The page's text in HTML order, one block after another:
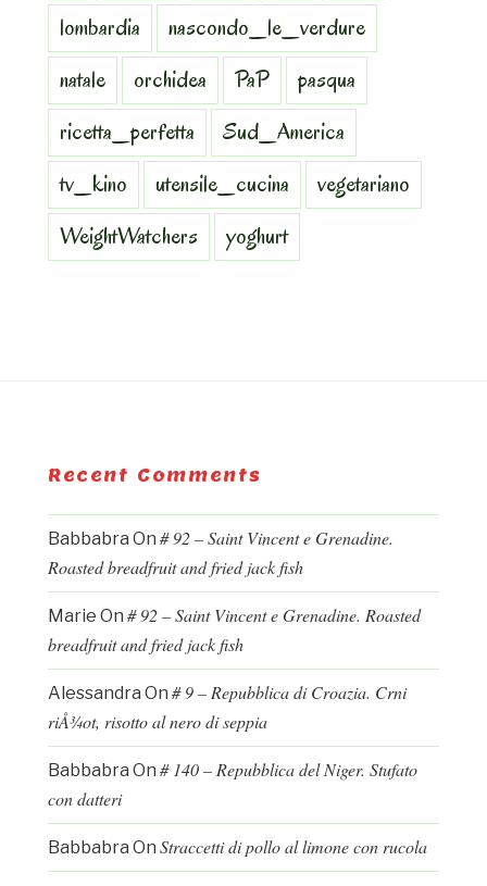
lombardia
nascondo_le_verdure
natale
orchidea PaP
pasqua
ricetta_perfetta
Sud_America
tv_kino
utensile_cucina
vegetariano
WeightWatchers
yoghurt
Recent Comments
Babbabra On # 92 – Saint Vincent e Grenadine.
Roasted breadfruit and fried jack fish
Marie On # 92 – Saint Vincent e Grenadine. Roasted
breadfruit and fried jack fish
Alessandra On # 9 – Repubblica di Croazia. Crni
riÅ¾ot, risotto al nero di seppia
Babbabra On # 140 – Repubblica del Niger. Stufato
con datteri
Babbabra On Straccetti di pollo al limone con rucola